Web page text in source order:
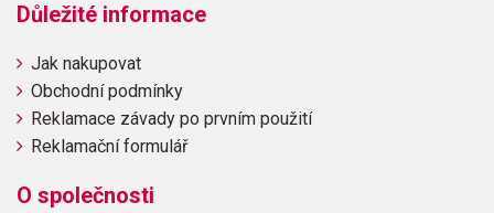
Důležité informace
Jak nakupovat
Obchodní podmínky
Reklamace závady po prvním použití
Reklamační formulář
O společnosti